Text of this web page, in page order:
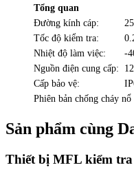
Tổng quan
Đường kính cáp:
Tốc độ kiểm tra:
Nhiệt độ làm việc:
-
Nguồn điện cung cấp:
Cấp bảo vệ:
Phiên bản chống cháy nổ
Sản phẩm cùng
Thiết bị MFL kiểm tra